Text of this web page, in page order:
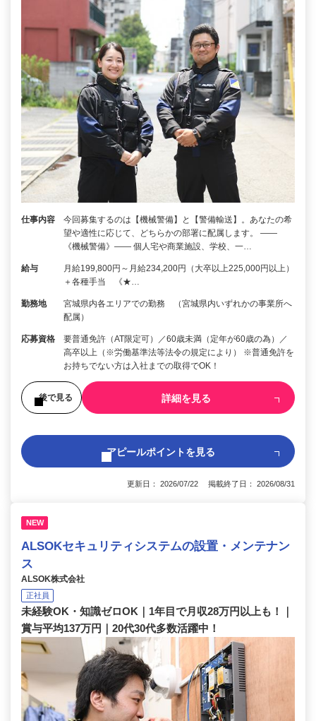
仕事内容
今回募集するのは【機械警備】と【警備輸送】。あなたの希
望や適性に応じて、どちらかの部署に配属します。 ――
《機械警備》―― 個人宅や商業施設、学校、一…
給与
月給199,800円～月給234,200円（大卒以上225,000円以上）
＋各種手当 《★…
勤務地
宮城県内各エリアでの勤務 （宮城県内いずれかの事業所へ
配属）
応募資格
要普通免許（AT限定可）／60歳未満（定年が60歳の為）／
高卒以上（※労働基準法等法令の規定により） ※普通免許を
お持ちでない方は入社までの取得でOK！
後で見る 詳細を見る
アピールポイントを見る
更新日： 2026/07/22 掲載終了日： 2026/08/31
NEW
ALSOKセキュリティシステムの設置・メンテナン
ス
ALSOK株式会社
正社員
未経験OK・知識ゼロOK｜1年目で月収28万円以上も！｜
賞与平均137万円｜20代30代多数活躍中！